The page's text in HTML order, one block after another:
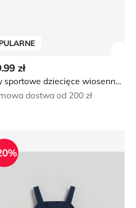
zł
Buty sportowe dziecięce wiosenne Kappa
dostwa od 200 zł
kąpielowy na lato